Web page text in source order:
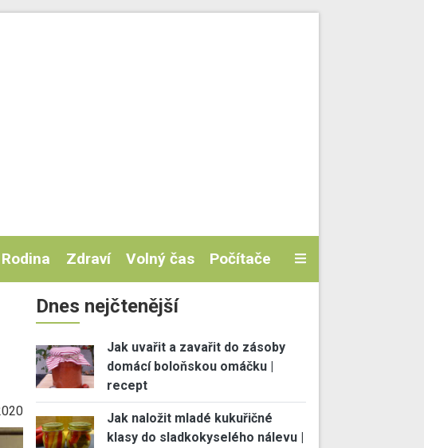
Rodina Zdraví Volný čas Počítače
Dnes nejčtenější
Jak uvařit a zavařit do zásoby
domácí boloňskou omáčku |
recept
Jak naložit mladé kukuřičné
klasy do sladkokyselého nálevu |